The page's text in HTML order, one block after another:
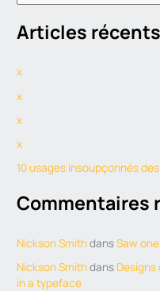
e
a
c
h
f
o
Articles récents
x
x
x
x
10 usages insoupçonnés
Commentaires
Nickson SmithdansSaw
Nickson Smithdans
in a typeface